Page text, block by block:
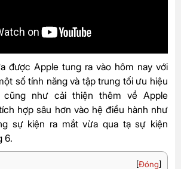
được Apple tung ra vào hôm nay với
số tính năng và tập trung tối ưu hiệu
cũng như cải thiện thêm về Apple
hợp sâu hơn vào hệ điều hành như
sự kiện ra mắt vừa qua tạ sự kiện
6.
[Đóng]